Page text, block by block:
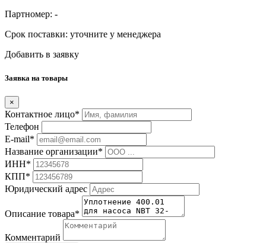
Партномер: -
Срок поставки: уточните у менеджера
Добавить в заявку
Заявка на товары
×
Контактное лицо*
Телефон
E-mail*
Название организации*
ИНН*
КПП*
Юридический адрес
Описание товара*
Комментарий